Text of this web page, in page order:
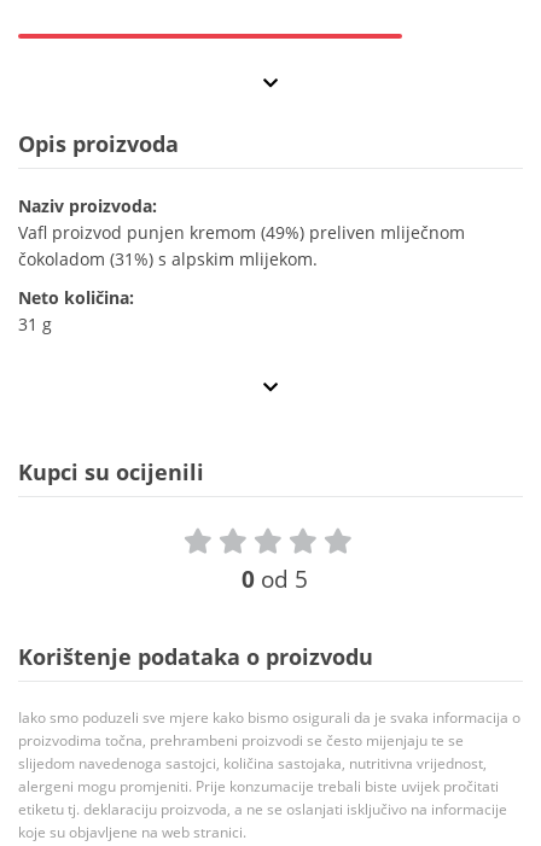
Opis proizvoda
Naziv proizvoda:
Vafl proizvod punjen kremom (49%) preliven mliječnom
čokoladom (31%) s alpskim mlijekom.
Neto količina:
31 g
Kupci su ocijenili
0 od 5
Korištenje podataka o proizvodu
Iako smo poduzeli sve mjere kako bismo osigurali da je svaka informacija o
proizvodima točna, prehrambeni proizvodi se često mijenjaju te se
slijedom navedenoga sastojci, količina sastojaka, nutritivna vrijednost,
alergeni mogu promjeniti. Prije konzumacije trebali biste uvijek pročitati
etiketu tj. deklaraciju proizvoda, a ne se oslanjati isključivo na informacije
koje su objavljene na web stranici.